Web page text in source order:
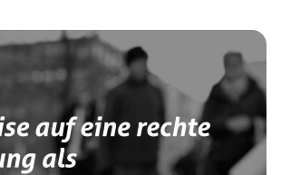
hatte es als erwiesen angesehen,
beim Stiftungsfest der Normannia
mit Gürteln auf die
die Genitalien geschlagen hatten. […]